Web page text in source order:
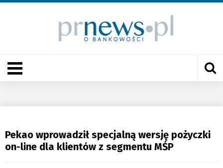
Pekao wprowadził specjalną wersję pożyczki
on-line dla klientów z segmentu MŚP